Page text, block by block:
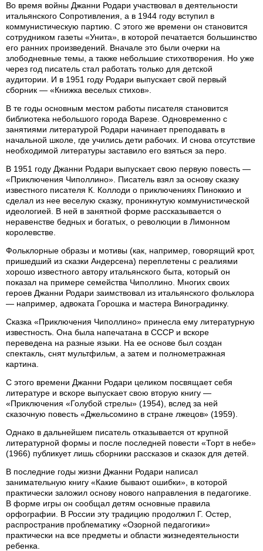
Во время войны Джанни Родари участвовал в деятельности
итальянского Сопротивления, а в 1944 году вступил в
коммунистическую партию. С этого же времени он становится
сотрудником газеты «Унита», в которой печатается большинство
его ранних произведений. Вначале это были очерки на
злободневные темы, а также небольшие стихотворения. Но уже
через год писатель стал работать только для детской
аудитории. И в 1951 году Родари выпускает свой первый
сборник — «Книжка веселых стихов».
В те годы основным местом работы писателя становится
библиотека небольшого города Варезе. Одновременно с
занятиями литературой Родари начинает преподавать в
начальной школе, где учились дети рабочих. И снова отсутствие
необходимой литературы заставило его взяться за перо.
В 1951 году Джанни Родари выпускает свою первую повесть —
«Приключения Чиполлино». Писатель взял за основу сказку
известного писателя К. Коллоди о приключениях Пиноккио и
сделал из нее веселую сказку, проникнутую коммунистической
идеологией. В ней в занятной форме рассказывается о
неравенстве бедных и богатых, о революции в Лимонном
королевстве.
Фольклорные образы и мотивы (как, например, говорящий крот,
пришедший из сказки Андерсена) переплетены с реалиями
хорошо известного автору итальянского быта, который он
показал на примере семейства Чиполлино. Многих своих
героев Джанни Родари заимствовал из итальянского фольклора
— например, адвоката Горошка и мастера Виноградинку.
Сказка «Приключения Чиполлино» принесла ему литературную
известность. Она была напечатана в СССР и вскоре
переведена на разные языки. На ее основе был создан
спектакль, снят мультфильм, а затем и полнометражная
картина.
С этого времени Джанни Родари целиком посвящает себя
литературе и вскоре выпускает свою вторую книгу —
«Приключения «Голубой стрелы» (1954), вслед за ней
сказочную повесть «Джельсомино в стране лжецов» (1959).
Однако в дальнейшем писатель отказывается от крупной
литературной формы и после последней повести «Торт в небе»
(1966) публикует лишь сборники рассказов и сказок для детей.
В последние годы жизни Джанни Родари написал
занимательную книгу «Какие бывают ошибки», в которой
практически заложил основу нового направления в педагогике.
В форме игры он сообщал детям основные правила
орфографии. В России эту традицию продолжил Г. Остер,
распространив проблематику «Озорной педагогики»
практически на все предметы и области жизнедеятельности
ребенка.